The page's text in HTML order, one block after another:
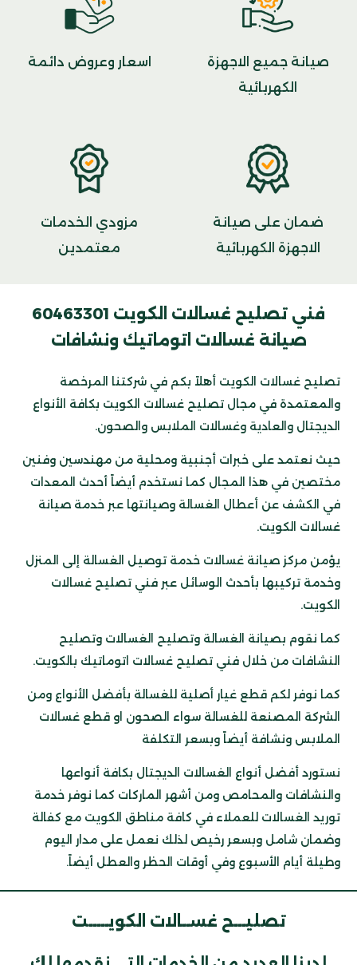
صيانة جميع الاجهزة
الكهربائية
اسعار وعروض دائمة
ضمان على صيانة
الاجهزة الكهربائية
مزودي الخدمات
معتمدين
فني تصليح غسالات الكويت 60463301
صيانة غسالات اتوماتيك ونشافات
تصليح غسالات الكويت أهلاً بكم في شركتنا المرخصة
والمعتمدة في مجال تصليح غسالات الكويت بكافة الأنواع
الديجتال والعادية وغسالات الملابس والصحون.
حيث نعتمد على خبرات أجنبية ومحلية من مهندسين وفنين
مختصين في هذا المجال كما نستخدم أيضاً أحدث المعدات
في الكشف عن أعطال الغسالة وصيانتها عبر خدمة صيانة
غسالات الكويت.
يؤمن مركز صيانة غسالات خدمة توصيل الغسالة إلى المنزل
وخدمة تركيبها بأحدث الوسائل عبر فني تصليح غسالات
الكويت.
كما نقوم بصيانة الغسالة وتصليح الغسالات وتصليح
النشافات من خلال فني تصليح غسالات اتوماتيك بالكويت.
كما نوفر لكم قطع غيار أصلية للغسالة بأفضل الأنواع ومن
الشركة المصنعة للغسالة سواء الصحون او قطع غسالات
الملابس ونشافة أيضاً وبسعر التكلفة
نستورد أفضل أنواع الغسالات الديجتال بكافة أنواعها
والنشافات والمحامص ومن أشهر الماركات كما نوفر خدمة
توريد الغسالات للعملاء في كافة مناطق الكويت مع كفالة
وضمان شامل وبسعر رخيص لذلك نعمل على مدار اليوم
وطيلة أيام الأسبوع وفي أوقات الحظر والعطل أيضاً.
تصليـــح غســالات الكويـــــت